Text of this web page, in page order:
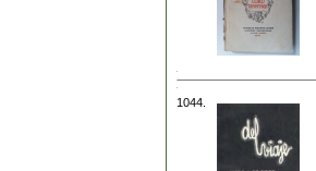
1044.